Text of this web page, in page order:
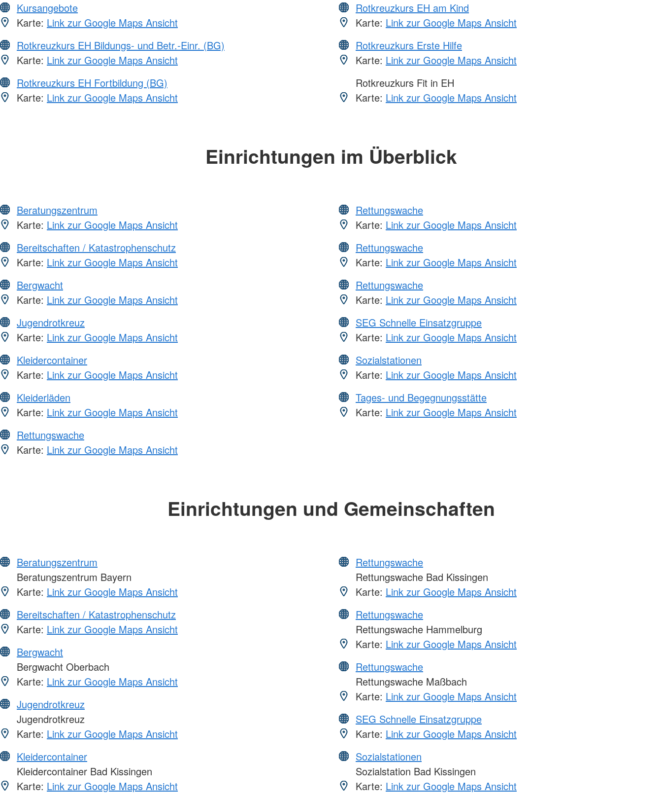
Kursangebote
Karte: Link zur Google Maps Ansicht
Rotkreuzkurs EH Bildungs- und Betr.-Einr. (BG)
Karte: Link zur Google Maps Ansicht
Rotkreuzkurs EH Fortbildung (BG)
Karte: Link zur Google Maps Ansicht
Rotkreuzkurs EH am Kind
Karte: Link zur Google Maps Ansicht
Rotkreuzkurs Erste Hilfe
Karte: Link zur Google Maps Ansicht
Rotkreuzkurs Fit in EH
Karte: Link zur Google Maps Ansicht
Einrichtungen im Überblick
Beratungszentrum
Karte: Link zur Google Maps Ansicht
Bereitschaften / Katastrophenschutz
Karte: Link zur Google Maps Ansicht
Bergwacht
Karte: Link zur Google Maps Ansicht
Jugendrotkreuz
Karte: Link zur Google Maps Ansicht
Kleidercontainer
Karte: Link zur Google Maps Ansicht
Kleiderläden
Karte: Link zur Google Maps Ansicht
Rettungswache
Karte: Link zur Google Maps Ansicht
Rettungswache
Karte: Link zur Google Maps Ansicht
Rettungswache
Karte: Link zur Google Maps Ansicht
Rettungswache
Karte: Link zur Google Maps Ansicht
SEG Schnelle Einsatzgruppe
Karte: Link zur Google Maps Ansicht
Sozialstationen
Karte: Link zur Google Maps Ansicht
Tages- und Begegnungsstätte
Karte: Link zur Google Maps Ansicht
Einrichtungen und Gemeinschaften
Beratungszentrum
Beratungszentrum Bayern
Karte: Link zur Google Maps Ansicht
Bereitschaften / Katastrophenschutz
Karte: Link zur Google Maps Ansicht
Bergwacht
Bergwacht Oberbach
Karte: Link zur Google Maps Ansicht
Jugendrotkreuz
Jugendrotkreuz
Karte: Link zur Google Maps Ansicht
Kleidercontainer
Kleidercontainer Bad Kissingen
Karte: Link zur Google Maps Ansicht
Rettungswache
Rettungswache Bad Kissingen
Karte: Link zur Google Maps Ansicht
Rettungswache
Rettungswache Hammelburg
Karte: Link zur Google Maps Ansicht
Rettungswache
Rettungswache Maßbach
Karte: Link zur Google Maps Ansicht
SEG Schnelle Einsatzgruppe
Karte: Link zur Google Maps Ansicht
Sozialstationen
Sozialstation Bad Kissingen
Karte: Link zur Google Maps Ansicht